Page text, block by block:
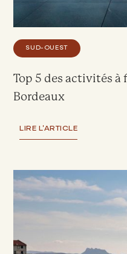
SUD-OUEST
Top 5 des activités à
Bordeaux
LIRE L'ARTICLE